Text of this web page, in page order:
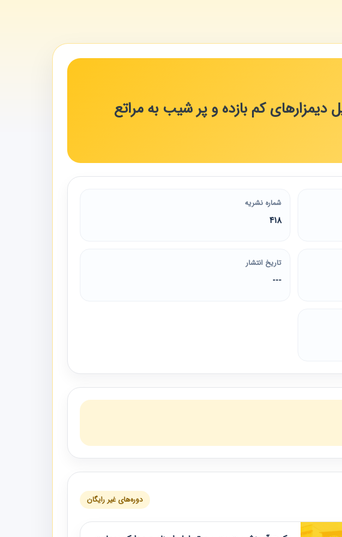
کم بازده و پر شیب به مراتع
شماره نشریه
418
تاریخ انتشار
---
دوره‌های غیر رایگان